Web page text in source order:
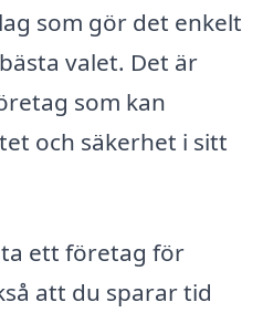
som gör det enkelt
valet. Det är
som kan
och säkerhet i sitt
ett företag för
att du sparar tid